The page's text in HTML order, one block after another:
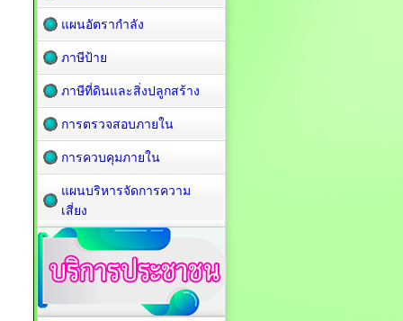
แผนอัตรากำลัง
ภาษีป้าย
ภาษีที่ดินและสิ่งปลูกสร้าง
การตรวจสอบภายใน
การควบคุมภายใน
แผนบริหารจัดการความ
เสี่ยง